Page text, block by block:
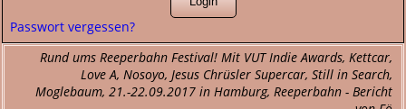
Passwort vergessen?
Rund ums Reeperbahn Festival! Mit VUT Indie Awards, Kettcar,
Love A, Nosoyo, Jesus Chrüsler Supercar, Still in Search,
Moglebaum, 21.-22.09.2017 in Hamburg, Reeperbahn - Bericht